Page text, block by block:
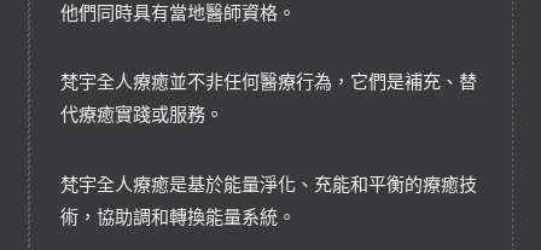
他們同時具有當地醫師資格。
梵宇全人療癒並不非任何醫療行為，它們是補充、替
代療癒實踐或服務。
梵宇全人療癒是基於能量淨化、充能和平衡的療癒技
術，協助調和轉換能量系統。